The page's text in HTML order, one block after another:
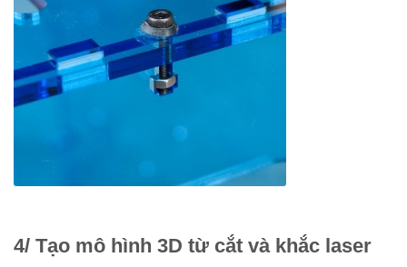
4/ Tạo mô hình 3D từ cắt và khắc laser